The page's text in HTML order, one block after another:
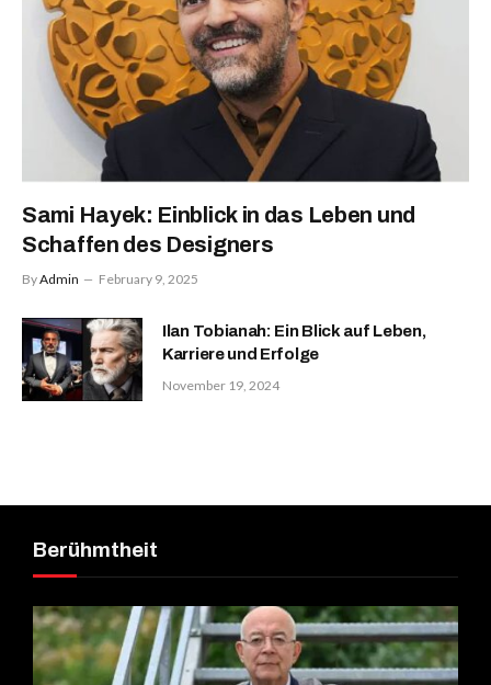
Sami Hayek: Einblick in das Leben und
Schaffen des Designers
ByAdmin February 9, 2025
Ilan Tobianah: Ein Blick auf Leben,
Karriere und Erfolge
November 19, 2024
Berühmtheit